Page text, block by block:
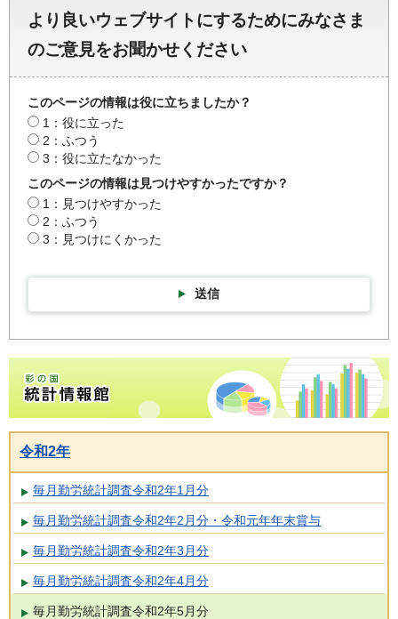
より良いウェブサイトにするためにみなさま
のご意見をお聞かせください
このページの情報は役に立ちましたか？
1：役に立った
2：ふつう
3：役に立たなかった
このページの情報は見つけやすかったですか？
1：見つけやすかった
2：ふつう
3：見つけにくかった
送信
彩の国統計情報館トップページ
令和2年
毎月勤労統計調査令和2年1月分
毎月勤労統計調査令和2年2月分・令和元年年末賞与
毎月勤労統計調査令和2年3月分
毎月勤労統計調査令和2年4月分
毎月勤労統計調査令和2年5月分